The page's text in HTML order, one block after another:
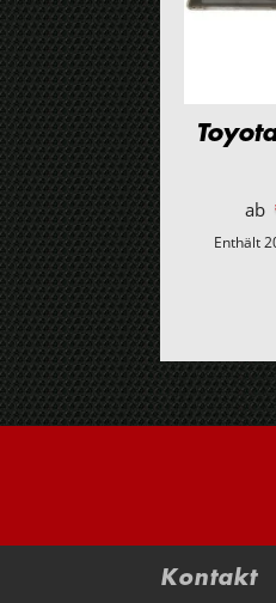
ab
Enthält
Kontakt